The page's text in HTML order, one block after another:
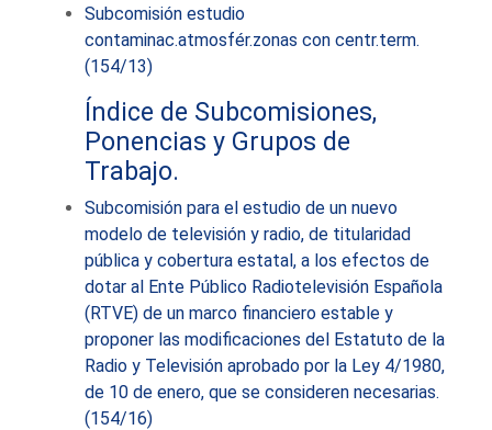
Subcomisión estudio
contaminac.atmosfér.zonas con centr.term.
(154/13)
Índice de Subcomisiones,
Ponencias y Grupos de
Trabajo.
Subcomisión para el estudio de un nuevo
modelo de televisión y radio, de titularidad
pública y cobertura estatal, a los efectos de
dotar al Ente Público Radiotelevisión Española
(RTVE) de un marco financiero estable y
proponer las modificaciones del Estatuto de la
Radio y Televisión aprobado por la Ley 4/1980,
de 10 de enero, que se consideren necesarias.
(154/16)